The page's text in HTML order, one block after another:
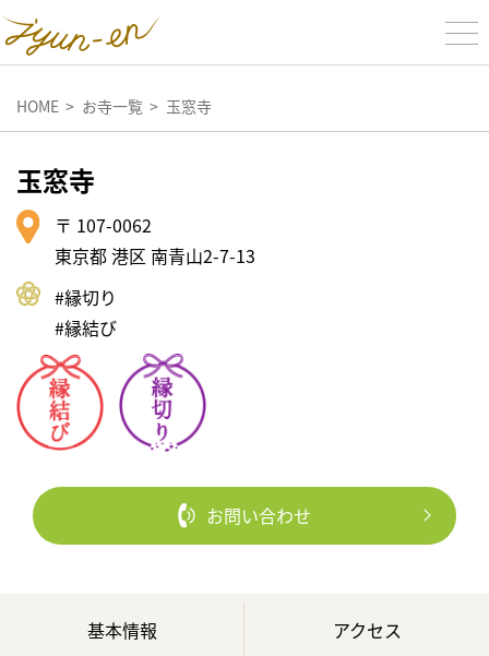
HOME お寺一覧 玉窓寺
玉窓寺
〒 107-0062
東京都 港区 南青山2-7-13
#縁切り
#縁結び
お問い合わせ
基本情報 アクセス